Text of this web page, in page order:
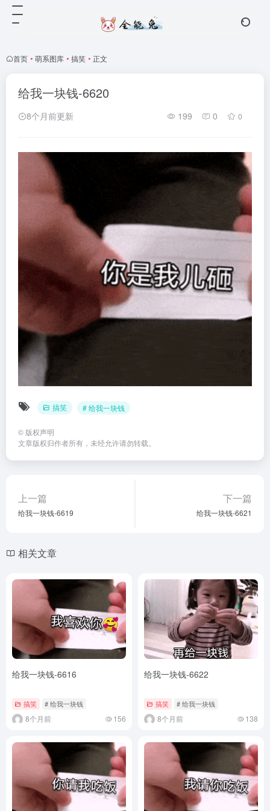
首页 • 萌系图库 • 搞笑 • 正文
给我一块钱-6620
8个月前更新 199 0 0
搞笑 # 给我一块钱
© 版权声明
文章版权归作者所有，未经允许请勿转载。
上一篇
给我一块钱-6619
下一篇
给我一块钱-6621
相关文章
给我一块钱-6616
搞笑 # 给我一块钱
8个月前 156
给我一块钱-6622
搞笑 # 给我一块钱
8个月前 138